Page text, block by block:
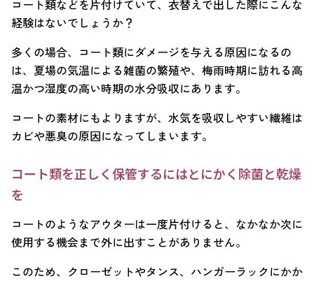
コート類などを片付けていて、衣替えで出した際にこんな
経験はないでしょうか？
多くの場合、コート類にダメージを与える原因になるの
は、夏場の気温による雑菌の繁殖や、梅雨時期に訪れる高
温かつ湿度の高い時期の水分吸収にあります。
コートの素材にもよりますが、水気を吸収しやすい繊維は
カビや悪臭の原因になってしまいます。
コート類を正しく保管するにはとにかく除菌と乾燥
を
コートのようなアウターは一度片付けると、なかなか次に
使用する機会まで外に出すことがありません。
このため、クローゼットやタンス、ハンガーラックにかか